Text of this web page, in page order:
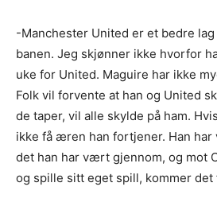
-Manchester United er et bedre
banen. Jeg skjønner ikke hvorfor
uke for United. Maguire har ikke
Folk vil forvente at han og United
de taper, vil alle skylde på ham.
ikke få æren han fortjener. Han har
det han har vært gjennom, og mot
og spille sitt eget spill, kommer det